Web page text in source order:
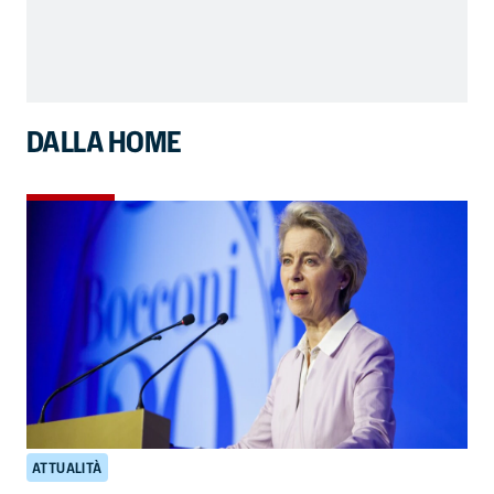
DALLA HOME
ATTUALITÀ